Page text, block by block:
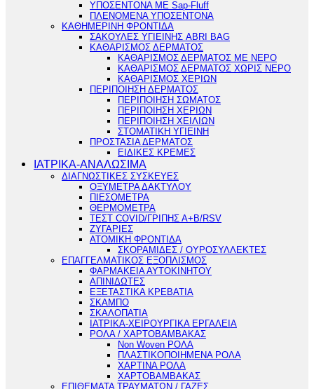
ΥΠΟΣΕΝΤΟΝΑ ΜΕ Sap-Fluff
ΠΛΕΝΟΜΕΝΑ ΥΠΟΣΕΝΤΟΝΑ
ΚΑΘΗΜΕΡΙΝΗ ΦΡΟΝΤΙΔΑ
ΣΑΚΟΥΛΕΣ ΥΓΙΕΙΝΗΣ ABRI BAG
ΚΑΘΑΡΙΣΜΟΣ ΔΕΡΜΑΤΟΣ
ΚΑΘΑΡΙΣΜΟΣ ΔΕΡΜΑΤΟΣ ΜΕ ΝΕΡΟ
ΚΑΘΑΡΙΣΜΟΣ ΔΕΡΜΑΤΟΣ ΧΩΡΙΣ ΝΕΡΟ
ΚΑΘΑΡΙΣΜΟΣ ΧΕΡΙΩΝ
ΠΕΡΙΠΟΙΗΣΗ ΔΕΡΜΑΤΟΣ
ΠΕΡΙΠΟΙΗΣΗ ΣΩΜΑΤΟΣ
ΠΕΡΙΠΟΙΗΣΗ ΧΕΡΙΩΝ
ΠΕΡΙΠΟΙΗΣΗ ΧΕΙΛΙΩΝ
ΣΤΟΜΑΤΙΚΗ ΥΓΙΕΙΝΗ
ΠΡΟΣΤΑΣΙΑ ΔΕΡΜΑΤΟΣ
ΕΙΔΙΚΕΣ ΚΡΕΜΕΣ
ΙΑΤΡΙΚΑ-ΑΝΑΛΩΣΙΜΑ
ΔΙΑΓΝΩΣΤΙΚΕΣ ΣΥΣΚΕΥΕΣ
ΟΞΥΜΕΤΡΑ ΔΑΚΤΥΛΟΥ
ΠΙΕΣΟΜΕΤΡΑ
ΘΕΡΜΟΜΕΤΡΑ
ΤΕΣΤ COVID/ΓΡΙΠΗΣ Α+Β/RSV
ΖΥΓΑΡΙΕΣ
ΑΤΟΜΙΚΗ ΦΡΟΝΤΙΔΑ
ΣΚΟΡΑΜΙΔΕΣ / ΟΥΡΟΣΥΛΛΕΚΤΕΣ
ΕΠΑΓΓΕΛΜΑΤΙΚΟΣ ΕΞΟΠΛΙΣΜΟΣ
ΦΑΡΜΑΚΕΙΑ ΑΥΤΟΚΙΝΗΤΟΥ
ΑΠΙΝΙΔΩΤΕΣ
ΕΞΕΤΑΣΤΙΚΑ ΚΡΕΒΑΤΙΑ
ΣΚΑΜΠΟ
ΣΚΑΛΟΠΑΤΙΑ
ΙΑΤΡΙΚΑ-ΧΕΙΡΟΥΡΓΙΚΑ ΕΡΓΑΛΕΙΑ
ΡΟΛΑ / ΧΑΡΤΟΒΑΜΒΑΚΑΣ
Non Woven ΡΟΛΑ
ΠΛΑΣΤΙΚΟΠΟΙΗΜΕΝΑ ΡΟΛΑ
ΧΑΡΤΙΝΑ ΡΟΛΑ
ΧΑΡΤΟΒΑΜΒΑΚΑΣ
ΕΠΙΘΕΜΑΤΑ ΤΡΑΥΜΑΤΩΝ / ΓΑΖΕΣ